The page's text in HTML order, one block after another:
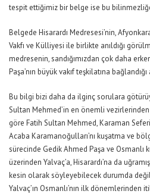
tespit ettiğimiz bir belge ise bu bilinmezliğe
Belgede Hisarardı Medresesi’nin,
Vakfı ve Külliyesi ile birlikte anıldığı
medresenin, sandığımızdan çok daha
Paşa’nın büyük vakıf teşkilatına
Bu bilgi bizi daha da ilginç sorulara
Sultan Mehmed’in en önemli
göre Fatih Sultan Mehmed, Karaman
Acaba Karamanoğulları’nı kuşatma ve
sürecinde Gedik Ahmed Paşa ve Osmanlı
üzerinden Yalvaç’a, Hisarardı’na da
kesin olarak söyleyebilecek durumda
Yalvaç’ın Osmanlı’nın ilk